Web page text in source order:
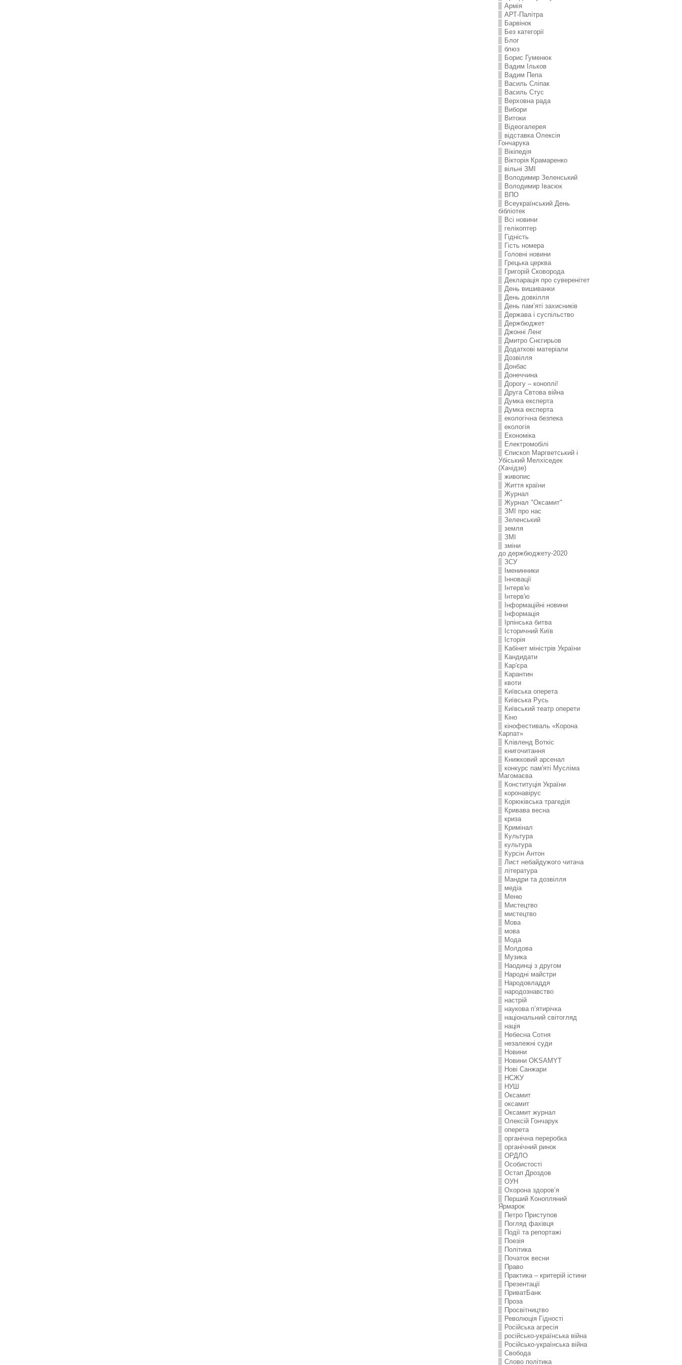
Армія
АРТ-Палітра
Барвінок
Без категорії
Блог
блюз
Борис Гуменюк
Вадим Ільков
Вадим Пепа
Василь Сліпак
Василь Стус
Верховна рада
Вибори
Витоки
Відеогалерея
відставка Олексія
Гончарука
Вікіпедія
Вікторія Крамаренко
вільні ЗМІ
Володимир Зеленський
Володимир Івасюк
ВПО
Всеукраїнський День
бібліотек
Всі новини
гелікоптер
Гідність
Гість номера
Головні новини
Грецька церква
Григорій Сковорода
Декларація про суверенітет
День вишиванки
День довкілля
День пам’яті захисників
Держава і суспільство
Держбюджет
Джонні Ленг
Дмитро Снєгирьов
Додаткові матеріали
Дозвілля
Донбас
Донеччина
Дорогу – коноплі!
Друга Свтова війна
Думка експерта
Думка експерта
екологічна безпека
екологія
Економіка
Електромобілі
Єпископ Маргветський і
Убіський Мелхіседек
(Хачідзе)
живопис
Життя країни
Журнал
Журнал "Оксамит"
ЗMI про нас
Зеленський
земля
ЗМІ
зміни
до держбюджету-2020
ЗСУ
Іменинники
Інновації
Інтерв'ю
Інтерв'ю
Інформаційні новини
Інформація
Ірпінська битва
Історичний Київ
Історія
Кабінет міністрів України
Кандидати
Кар'єра
Карантин
квоти
Київська оперета
Київська Русь
Київський театр оперети
Кіно
кінофестиваль «Корона
Карпат»
Клівленд Воткіс
книгочитання
Книжковий арсенал
конкурс пам'яті Мусліма
Магомаєва
Конституція України
коронавірус
Корюківська трагедія
Кривава весна
криза
Кримінал
Культура
культура
Курсін Антон
Лист небайдужого читача
література
Мандри та дозвілля
медіа
Меню
Мистецтво
мистецтво
Мова
мова
Мода
Молдова
Музика
Наодинці з другом
Народні майстри
Народовладдя
народознавство
настрій
наукова п’ятирічка
національний світогляд
нація
Небесна Сотня
незалежні суди
Новини
Новини OKSAMYT
Нові Санжари
НСЖУ
НУШ
Оксамит
оксамит
Оксамит журнал
Олексій Гончарук
оперета
органічна переробка
органічний ринок
ОРДЛО
Особистості
Остап Дроздов
ОУН
Охорона здоров’я
Перший Конопляний
Ярмарок
Петро Приступов
Погляд фахівця
Події та репортажі
Поезія
Політика
Початок весни
Право
Практика – критерій істини
Презентації
ПриватБанк
Проза
Просвітництво
Революція Гідності
Російська агресія
російсько-українська війна
Російсько-українська війна
Свобода
Слово політика